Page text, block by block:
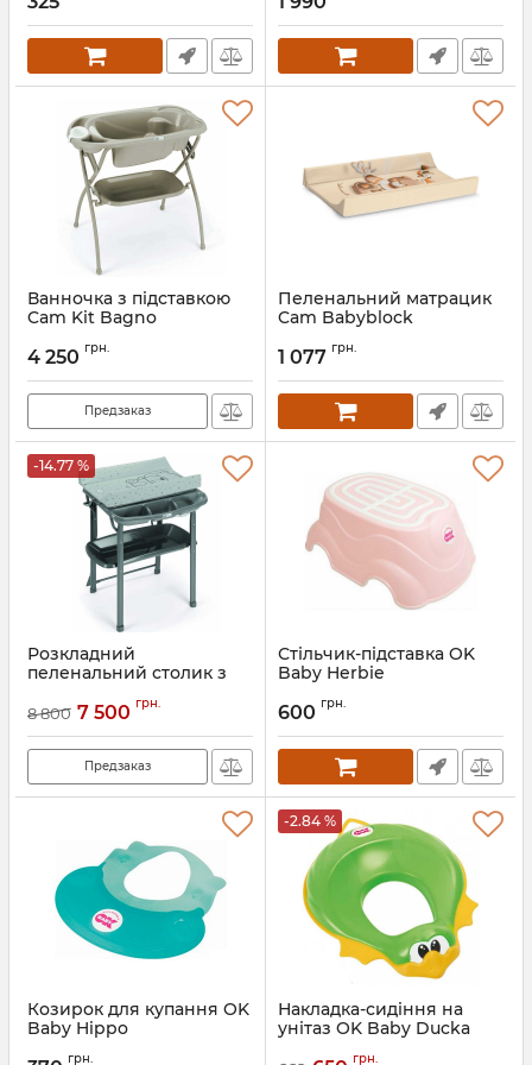
Артикул:
Ванночка з підставкою
Cam Kit Bagno
4 250 грн.
Предзаказ
Пеленальний матрацик
Cam Babyblock
1 077 грн.
-14.77 %
Розкладний
пеленальний столик з
Артикул: C613-262
8 800 7 500 грн.
Предзаказ
Стільчик-підставка OK
Baby Herbie
600 грн.
Козирок для купання OK
Baby Hippo
грн.
-2.84 %
Накладка-сидіння на
унітаз OK Baby Ducka
грн.